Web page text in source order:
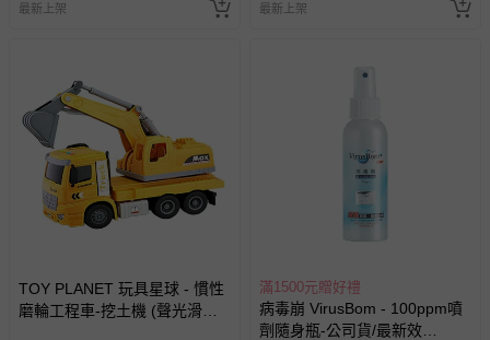
最新上架 最新上架
TOY PLANET 玩具星球 - 慣性
磨輪工程車-挖土機 (聲光滑行
滿1500元贈好禮
病毒崩 VirusBom - 100ppm噴
劑隨身瓶-公司貨/最新效